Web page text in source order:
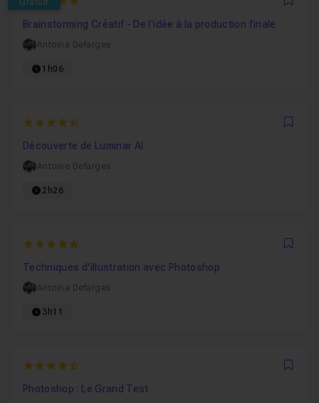
Gratuit
Brainstorming Créatif - De l'idée à la production finale
Antoine Defarges
1h06
4.8181818181818
Découverte de Luminar AI
Antoine Defarges
2h26
5
Techniques d'illustration avec Photoshop
Antoine Defarges
3h11
4.7142857142857
Photoshop : Le Grand Test